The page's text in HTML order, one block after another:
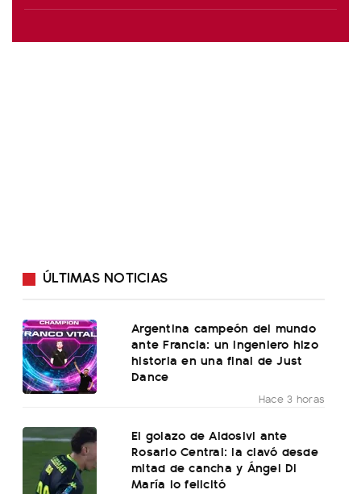
ÚLTIMAS NOTICIAS
Argentina campeón del mundo
ante Francia: un ingeniero hizo
historia en una final de Just
Dance
Hace 3 horas
El golazo de Aldosivi ante
Rosario Central: la clavó desde
mitad de cancha y Ángel Di
María lo felicitó